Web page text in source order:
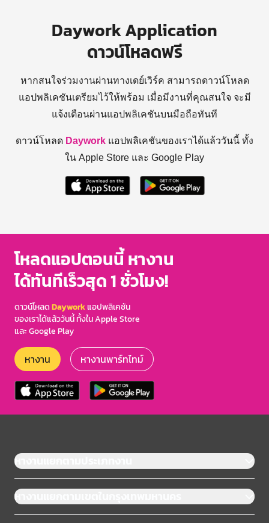
Daywork Application
ดาวน์โหลดฟรี
หากสนใจร่วมงานผ่านทางเดย์เวิร์ค สามารถดาวน์โหลด
แอปพลิเคชันเตรียมไว้ให้พร้อม เมื่อมีงานที่คุณสนใจ จะมี
แจ้งเตือนผ่านแอปพลิเคชันบนมือถือทันที
ดาวน์โหลด Daywork แอปพลิเคชันของเราได้แล้ววันนี้ ทั้ง
ใน Apple Store และ Google Play
โหลดแอปตอนนี้ หางาน
ได้ทันทีเร็วสุด 1 ชั่วโมง!
ดาวน์โหลดDayworkแอปพลิเคชัน
ของเราได้แล้ววันนี้ ทั้งใน Apple Store
และ Google Play
หางาน หางานพาร์ทไทม์
หางานแยกตามประเภทงาน
หางานแยกตามเขตในกรุงเทพมหานคร